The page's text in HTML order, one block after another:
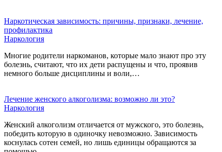
Наркотическая зависимость: причины, признаки, лечение,
профилактика
Наркология
Многие родители наркоманов, которые мало знают про эту
болезнь, считают, что их дети распущены и что, проявив
немного больше дисциплины и воли,…
Лечение женского алкоголизма: возможно ли это?
Наркология
Женский алкоголизм отличается от мужского, это болезнь,
победить которую в одиночку невозможно. Зависимость
коснулась сотен семей, но лишь единицы обращаются за